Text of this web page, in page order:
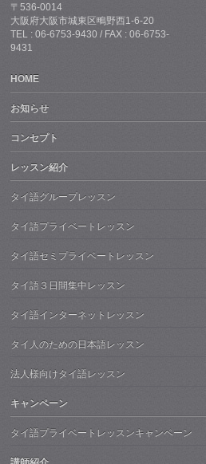
〒536-0014
大阪府大阪市城東区鴫野西1-6-20
TEL : 06-6753-9430 / FAX : 06-6753-
9431
HOME
お知らせ
コンセプト
レッスン紹介
タイ語グループレッスン
タイ語プライベートレッスン
タイ語セミプライベートレッスン
タイ語３日間集中レッスン
タイ語インターネットレッスン
タイ人のための日本語レッスン
法人様向けタイ語レッスン
キャンペーン
タイ語プライベートレッスンキャンペーン